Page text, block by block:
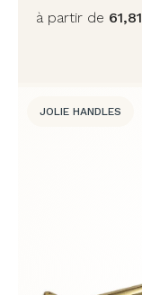
à partir de 61,81
JOLIE HANDLES